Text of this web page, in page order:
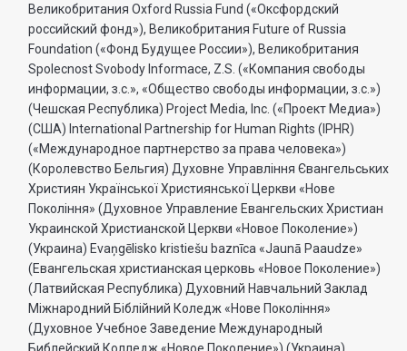
Великобритания Oxford Russia Fund («Оксфордский
российский фонд»), Великобритания Future of Russia
Foundation («Фонд Будущее России»), Великобритания
Spolecnost Svobody Informace, Z.S. («Компания свободы
информации, з.с.», «Общество свободы информации, з.с.»)
(Чешская Республика) Project Media, Inc. («Проект Медиа»)
(США) International Partnership for Human Rights (IPHR)
(«Международное партнерство за права человека»)
(Королевство Бельгия) Духовне Управлiння Євангельських
Християн Української Християнської Церкви «Нове
Поколiння» (Духовное Управление Евангельских Христиан
Украинской Христианской Церкви «Новое Поколение»)
(Украина) Evaņgēlisko kristiešu baznīca «Jaunā Paaudze»
(Евангельская христианская церковь «Новое Поколение»)
(Латвийская Республика) Духовний Навчальний Заклад
Міжнародний Біблійний Коледж «Нове Покоління»
(Духовное Учебное Заведение Международный
Библейский Колледж «Новое Поколение») (Украина)